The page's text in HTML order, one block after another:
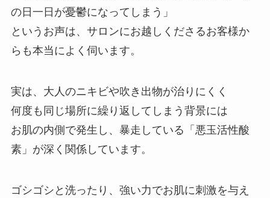
の日一日が憂鬱になってしまう」
というお声は、サロンにお越しくださるお客様か
らも本当によく伺います。
実は、大人のニキビや吹き出物が治りにくく
何度も同じ場所に繰り返してしまう背景には
お肌の内側で発生し、暴走している「悪玉活性酸
素」が深く関係しています。
ゴシゴシと洗ったり、強い力でお肌に刺激を与え